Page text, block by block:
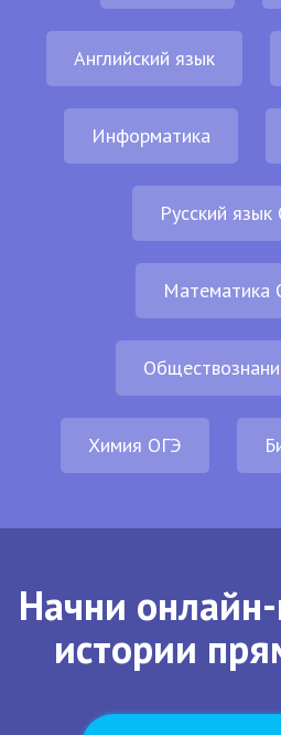
Английский язык
Информатика
Русский язык
Математика
Химия ОГЭ
Начни
истории